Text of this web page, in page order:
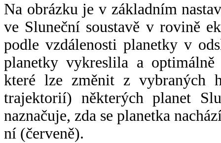
Na obrázku je v základním
ve Sluneční soustavě v rovině
podle vzdálenosti planetky v
planetky vykreslila a
které lze změnit z vybraných
trajektorií) některých planet
naznačuje, zda se planetka
ní (červeně).